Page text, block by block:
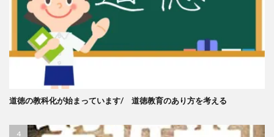
道徳の教科化が始まっています/ 道徳教育のあり方を考える